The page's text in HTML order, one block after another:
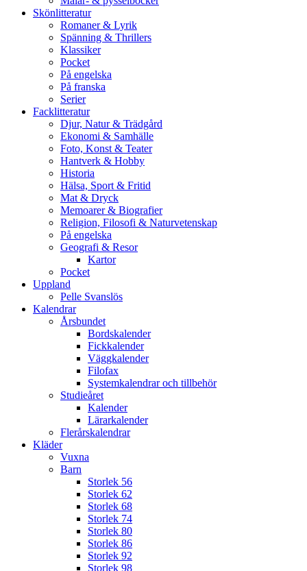
Skönlitteratur
Romaner & Lyrik
Spänning & Thrillers
Klassiker
Pocket
På engelska
På franska
Serier
Facklitteratur
Djur, Natur & Trädgård
Ekonomi & Samhälle
Foto, Konst & Teater
Hantverk & Hobby
Historia
Hälsa, Sport & Fritid
Mat & Dryck
Memoarer & Biografier
Religion, Filosofi & Naturvetenskap
På engelska
Geografi & Resor
Kartor
Pocket
Uppland
Pelle Svanslös
Kalendrar
Årsbundet
Bordskalender
Fickkalender
Väggkalender
Filofax
Systemkalendrar och tillbehör
Studieåret
Kalender
Lärarkalender
Flerårskalendrar
Kläder
Vuxna
Barn
Storlek 56
Storlek 62
Storlek 68
Storlek 74
Storlek 80
Storlek 86
Storlek 92
Storlek 98